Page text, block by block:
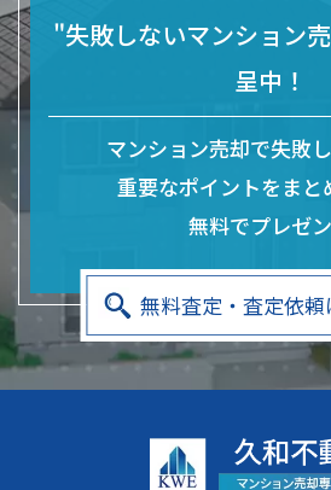
"失敗しないマンション
呈中！
マンション売却で失敗
重要なポイントをまと
無料でプレゼ
無料査定・査定依頼